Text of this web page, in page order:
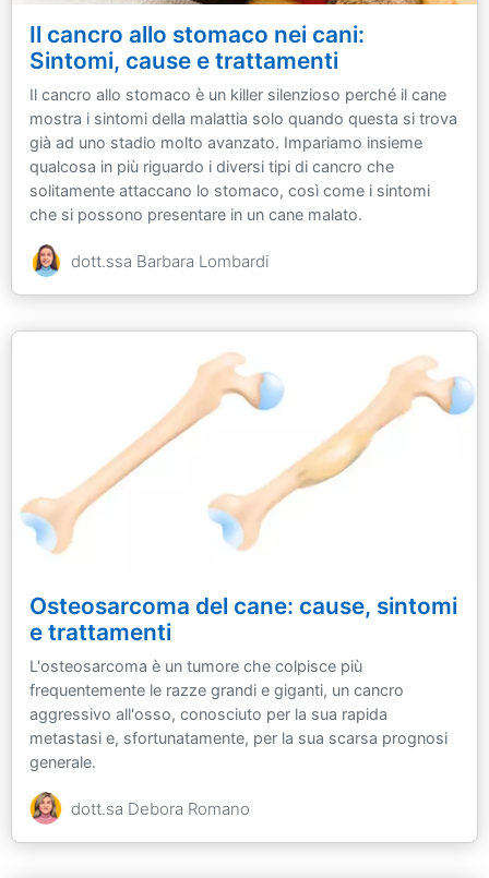
Il cancro allo stomaco nei cani:
Sintomi, cause e trattamenti
Il cancro allo stomaco è un killer silenzioso perché il cane
mostra i sintomi della malattia solo quando questa si trova
già ad uno stadio molto avanzato. Impariamo insieme
qualcosa in più riguardo i diversi tipi di cancro che
solitamente attaccano lo stomaco, così come i sintomi
che si possono presentare in un cane malato.
dott.ssa Barbara Lombardi
Osteosarcoma del cane: cause, sintomi
e trattamenti
L'osteosarcoma è un tumore che colpisce più
frequentemente le razze grandi e giganti, un cancro
aggressivo all'osso, conosciuto per la sua rapida
metastasi e, sfortunatamente, per la sua scarsa prognosi
generale.
dott.sa Debora Romano